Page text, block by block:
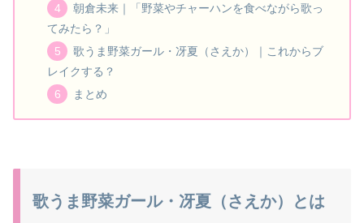
朝倉未来｜「野菜やチャーハンを食べながら歌っ
てみたら？」
歌うま野菜ガール・冴夏（さえか）｜これからブ
レイクする？
まとめ
歌うま野菜ガール・冴夏（さえか）とは